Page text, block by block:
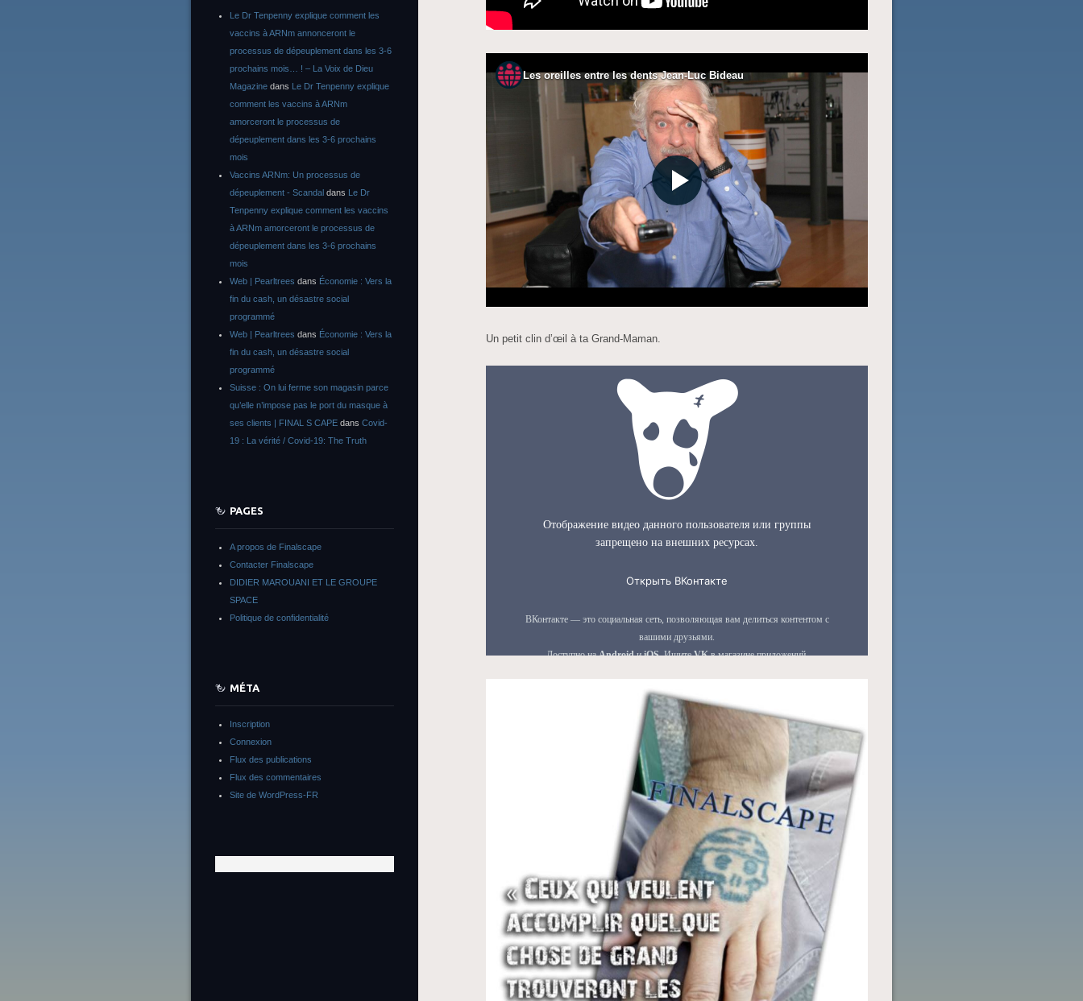
Un petit clin d’œil à ta Grand-Maman.
Le Dr Tenpenny explique comment les
vaccins à ARNm annonceront le
processus de dépeuplement dans les 3-6
prochains mois… ! – La Voix de Dieu
Magazine dans Le Dr Tenpenny explique
comment les vaccins à ARNm
amorceront le processus de
dépeuplement dans les 3-6 prochains
mois
Vaccins ARNm: Un processus de
dépeuplement - Scandal dans Le Dr
Tenpenny explique comment les vaccins
à ARNm amorceront le processus de
dépeuplement dans les 3-6 prochains
mois
Web | Pearltrees dans Économie : Vers la
fin du cash, un désastre social
programmé
Web | Pearltrees dans Économie : Vers la
fin du cash, un désastre social
programmé
Suisse : On lui ferme son magasin parce
qu’elle n’impose pas le port du masque à
ses clients | FINAL S CAPE dans Covid-
19 : La vérité / Covid-19: The Truth
PAGES
A propos de Finalscape
Contacter Finalscape
DIDIER MAROUANI ET LE GROUPE
SPACE
Politique de confidentialité
MÉTA
Inscription
Connexion
Flux des publications
Flux des commentaires
Site de WordPress-FR